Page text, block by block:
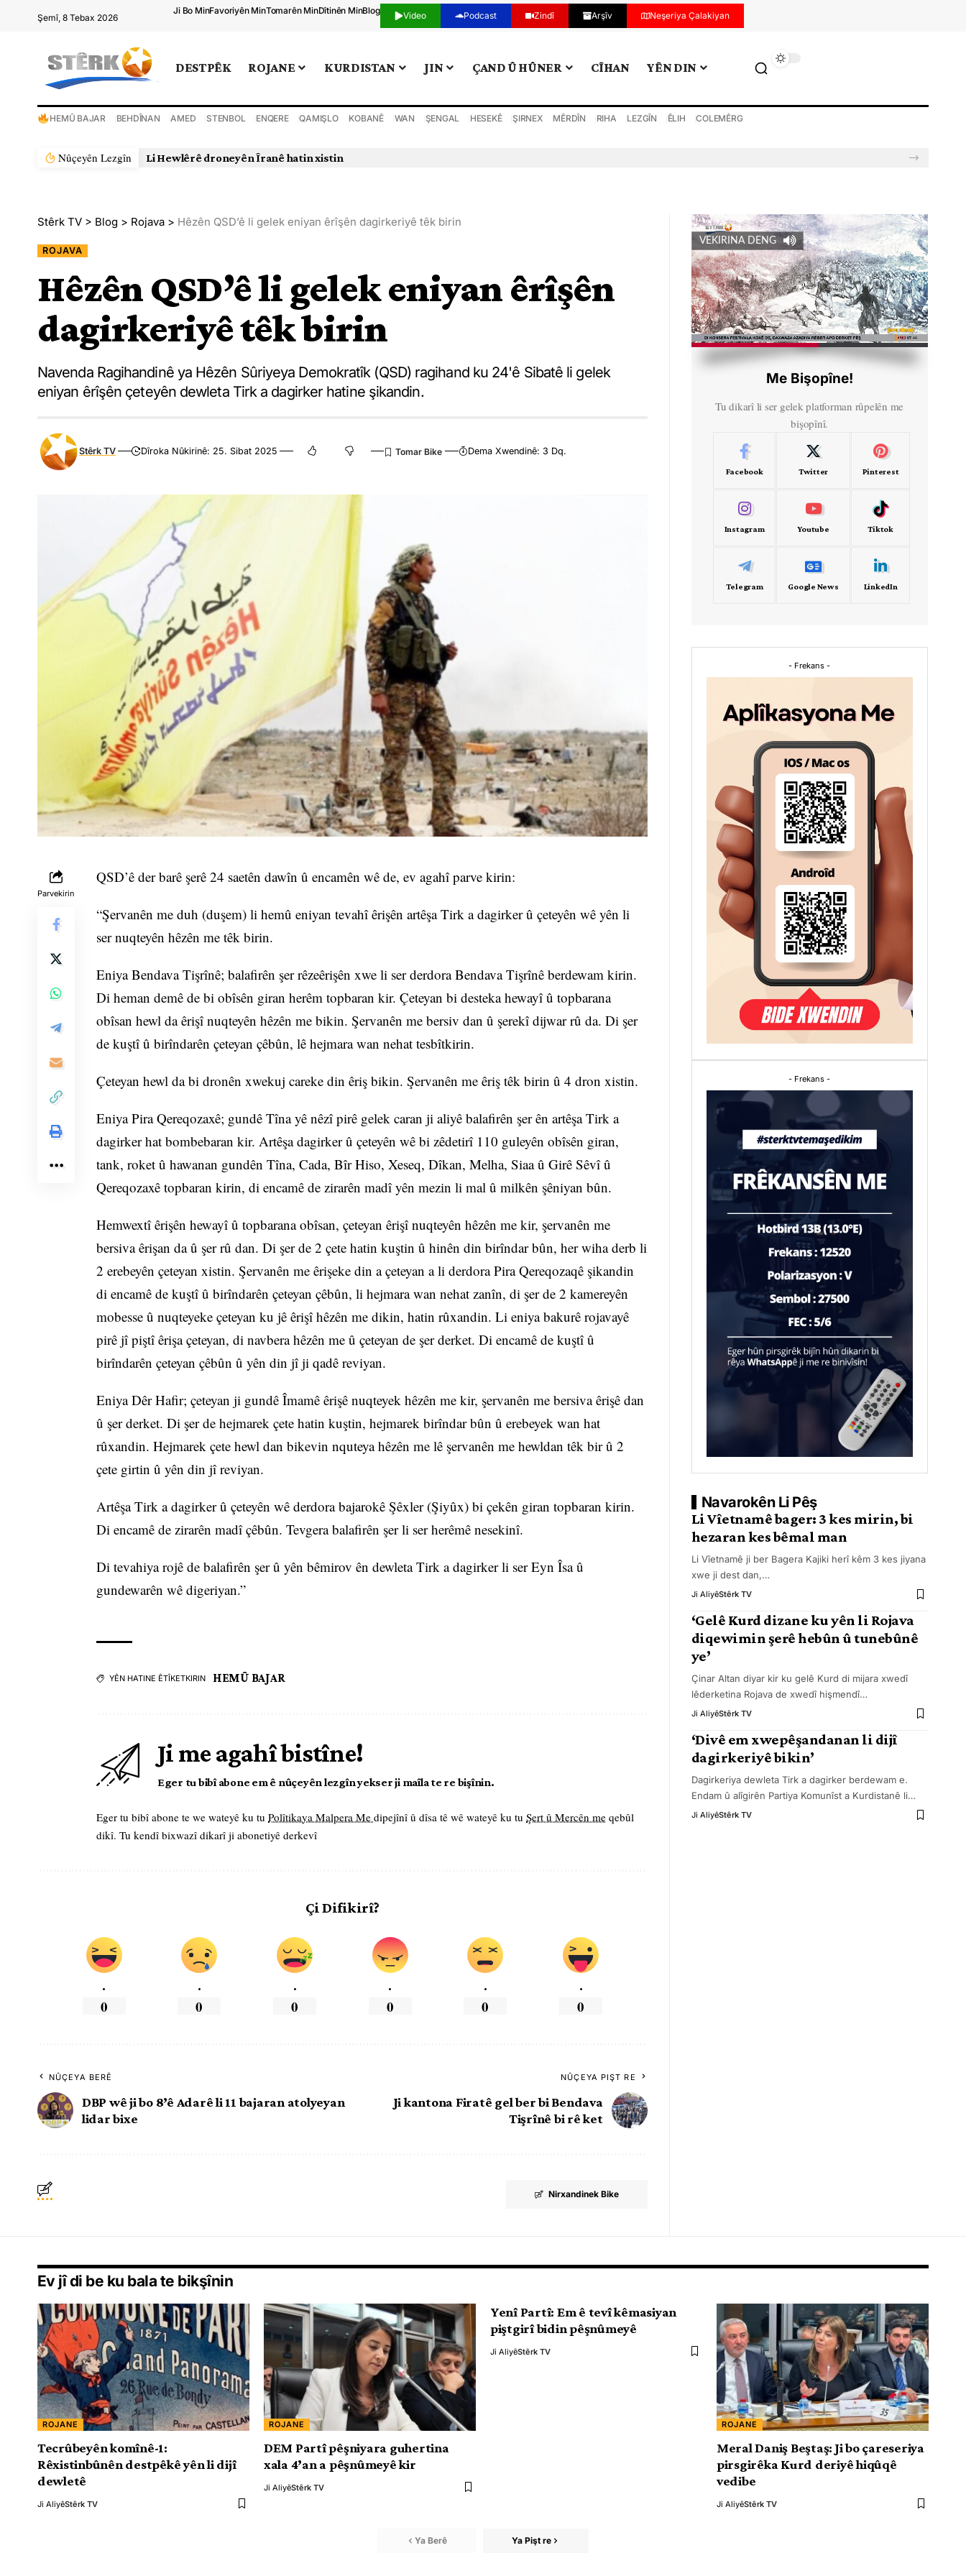
Şemî, 8 Tebax 2026
Ji Bo MinFavoriyên MinTomarên MinDîtinên MinBlog Video Podcast Zindî Arşîv Neşeriya Çalakiyan
DESTPÊK ROJANE KURDISTAN JIN ÇAND Û HÛNER CÎHAN YÊN DIN
HEMÛ BAJAR BEHDÎNAN AMED STENBOL ENQERE QAMIŞLO KOBANÊ WAN ŞENGAL HESEKÊ ŞIRNEX MÊRDÎN RIHA LEZGÎN ÊLIH COLEMÊRG
Nûçeyên Lezgîn Li Hewlêrê droneyên Îranê hatin xistin
Stêrk TV > Blog > Rojava > Hêzên QSD’ê li gelek eniyan êrîşên dagirkeriyê têk birin
ROJAVA
Hêzên QSD’ê li gelek eniyan êrîşên
dagirkeriyê têk birin
Navenda Ragihandinê ya Hêzên Sûriyeya Demokratîk (QSD) ragihand ku 24'ê Sibatê li gelek
eniyan êrîşên çeteyên dewleta Tirk a dagirker hatine şikandin.
Stêrk TV Dîroka Nûkirinê: 25. Sibat 2025 Dema Xwendinê: 3 Dq.
Parvekirin
QSD’ê der barê şerê 24 saetên dawîn û encamên wê de, ev agahî parve kirin:
“Şervanên me duh (duşem) li hemû eniyan tevahî êrişên artêşa Tirk a dagirker û çeteyên wê yên li
ser nuqteyên hêzên me têk birin.
Eniya Bendava Tişrînê; balafirên şer rêzeêrişên xwe li ser derdora Bendava Tişrînê berdewam kirin.
Di heman demê de bi obîsên giran herêm topbaran kir. Çeteyan bi desteka hewayî û topbarana
obîsan hewl da êrişî nuqteyên hêzên me bikin. Şervanên me bersiv dan û şerekî dijwar rû da. Di şer
de kuştî û birîndarên çeteyan çêbûn, lê hejmara wan nehat tesbîtkirin.
Çeteyan hewl da bi dronên xwekuj careke din êriş bikin. Şervanên me êriş têk birin û 4 dron xistin.
Eniya Pira Qereqozaxê; gundê Tîna yê nêzî pirê gelek caran ji aliyê balafirên şer ên artêşa Tirk a
dagirker hat bombebaran kir. Artêşa dagirker û çeteyên wê bi zêdetirî 110 guleyên obîsên giran,
tank, roket û hawanan gundên Tîna, Cada, Bîr Hiso, Xeseq, Dîkan, Melha, Siaa û Girê Sêvî û
Qereqozaxê topbaran kirin, di encamê de zirarên madî yên mezin li mal û milkên şêniyan bûn.
Hemwextî êrişên hewayî û topbarana obîsan, çeteyan êrişî nuqteyên hêzên me kir, şervanên me
bersiva êrişan da û şer rû dan. Di şer de 2 çete hatin kuştin û hinên din birîndar bûn, her wiha derb li
2 erebeyên çeteyan xistin. Şervanên me êrişeke din a çeteyan a li derdora Pira Qereqozaqê şikandin
di encamê de kuştî û birîndarên çeteyan çêbûn, li hejmara wan nehat zanîn, di şer de 2 kamereyên
mobesse û nuqteyeke çeteyan ku jê êrişî hêzên me dikin, hatin rûxandin. Li eniya bakurê rojavayê
pirê jî piştî êrişa çeteyan, di navbera hêzên me û çeteyan de şer derket. Di encamê de kuştî û
birîndarên çeteyan çêbûn û yên din jî ji qadê reviyan.
Eniya Dêr Hafir; çeteyan ji gundê Îmamê êrişê nuqteyek hêzên me kir, şervanên me bersiva êrişê dan
û şer derket. Di şer de hejmarek çete hatin kuştin, hejmarek birîndar bûn û erebeyek wan hat
rûxandin. Hejmarek çete hewl dan bikevin nquteya hêzên me lê şervanên me hewldan têk bir û 2
çete girtin û yên din jî reviyan.
Artêşa Tirk a dagirker û çeteyên wê derdora bajarokê Şêxler (Şiyûx) bi çekên giran topbaran kirin.
Di encamê de zirarên madî çêbûn. Tevgera balafirên şer li ser herêmê nesekinî.
Di tevahiya rojê de balafirên şer û yên bêmirov ên dewleta Tirk a dagirker li ser Eyn Îsa û
gundewarên wê digeriyan.”
YÊN HATINE ÊTÎKETKIRIN HEMÛ BAJAR
Ji me agahî bistîne!
Eger tu bibî abone em ê nûçeyên lezgîn yekser ji maîla te re bişînin.
Eger tu bibî abone te we wateyê ku tu Polîtikaya Malpera Me dipejînî û dîsa tê wê wateyê ku tu Şert û Mercên me qebûl
dikî. Tu kendî bixwazî dikarî ji abonetiyê derkevî
Çi Difikirî?
.
0
.
0
.
0
.
0
.
0
.
0
NÛÇEYA BERÊ
DBP wê ji bo 8’ê Adarê li 11 bajaran atolyeyan
lidar bixe
NÛÇEYA PIŞT RE
Ji kantona Firatê gel ber bi Bendava
Tişrînê bi rê ket
Nirxandinek Bike
VEKIRINA DENG
Me Bişopîne!
Tu dikarî li ser gelek platforman rûpelên me
bişopînî.
Facebook Twitter Pinterest
Instagram Youtube Tiktok
Telegram Google News LinkedIn
- Frekans -
- Frekans -
Navarokên Li Pêş
Li Vîetnamê bager: 3 kes mirin, bi
hezaran kes bêmal man
Li Vîetnamê ji ber Bagera Kajiki herî kêm 3 kes jiyana
xwe ji dest dan,…
Ji AliyêStêrk TV
‘Gelê Kurd dizane ku yên li Rojava
diqewimin şerê hebûn û tunebûnê
ye’
Çinar Altan diyar kir ku gelê Kurd di mijara xwedî
lêderketina Rojava de xwedî hişmendî…
Ji AliyêStêrk TV
‘Divê em xwepêşandanan li dijî
dagirkeriyê bikin’
Dagirkeriya dewleta Tirk a dagirker berdewam e.
Endam û alîgirên Partiya Komunîst a Kurdistanê li…
Ji AliyêStêrk TV
Ev jî di be ku bala te bikşînin
ROJANE
Tecrûbeyên komînê-1:
Rêxistinbûnên destpêkê yên li dijî
dewletê
Ji AliyêStêrk TV
ROJANE
DEM Partî pêşniyara guhertina
xala 4’an a pêşnûmeyê kir
Ji AliyêStêrk TV
Yenî Partî: Em ê tevî kêmasiyan
piştgirî bidin pêşnûmeyê
Ji AliyêStêrk TV
ROJANE
Meral Daniş Beştaş: Ji bo çareseriya
pirsgirêka Kurd deriyê hiqûqê
vedibe
Ji AliyêStêrk TV
Ya Berê Ya Pişt re